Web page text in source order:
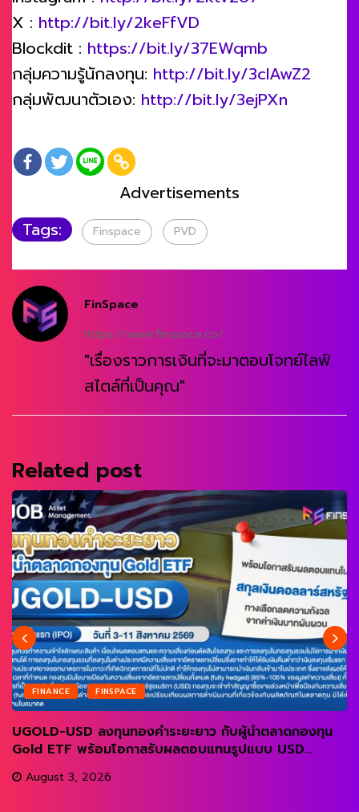
X : http://bit.ly/2keFfVD
Blockdit : https://bit.ly/37EWqmb
กลุ่มความรู้นักลงทุน: http://bit.ly/3clAwZ2
กลุ่มพัฒนาตัวเอง: http://bit.ly/3ejPXn
Advertisements
Tags:
Finspace PVD
FinSpace
https://www.finspace.co/
"เรื่องราวการเงินที่จะมาตอบโจทย์ไลฟ์
สไตล์ที่เป็นคุณ"
Related post
FINANCE FINSPACE
UGOLD-USD ลงทุนทองคำระยะยาว กับผู้นำตลาดกองทุน
Gold ETF พร้อมโอกาสรับผลตอบแทนรูปแบบ USD...
August 3, 2026